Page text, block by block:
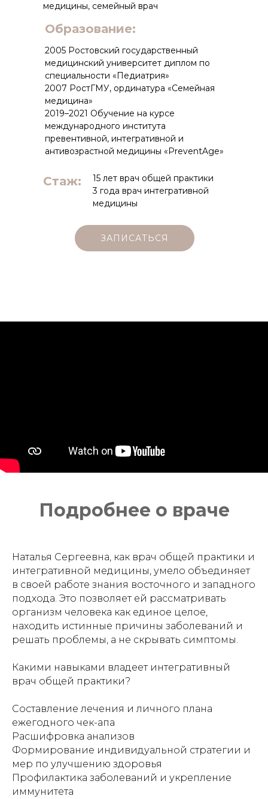
медицины, семейный врач
Образование:
2005 Ростовский государственный
медицинский университет диплом по
специальности «Педиатрия»
2007 РостГМУ, ординатура «Семейная
медицина»
2019–2021 Обучение на курсе
международного института
превентивной, интегративной и
антивозрастной медицины «PreventAge»
Стаж:
15 лет врач общей практики
3 года врач интегративной
медицины
ЗАПИСАТЬСЯ
Подробнее о враче
Наталья Сергеевна, как врач общей практики и
интегративной медицины, умело объединяет
в своей работе знания восточного и западного
подхода. Это позволяет ей рассматривать
организм человека как единое целое,
находить истинные причины заболеваний и
решать проблемы, а не скрывать симптомы.
Какими навыками владеет интегративный
врач общей практики?
Составление лечения и личного плана
ежегодного чек-апа
Расшифровка анализов
Формирование индивидуальной стратегии и
мер по улучшению здоровья
Профилактика заболеваний и укрепление
иммунитета